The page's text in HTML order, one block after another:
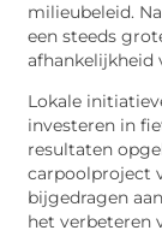
milieubeleid.
een steeds
afhankelijkheid
Lokale
investeren in
resultaten
carpoolproject
bijgedragen
het verbeteren